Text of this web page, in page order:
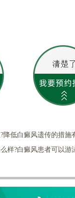
降低白癜风遗传的措施
样?白癜风患者可以游